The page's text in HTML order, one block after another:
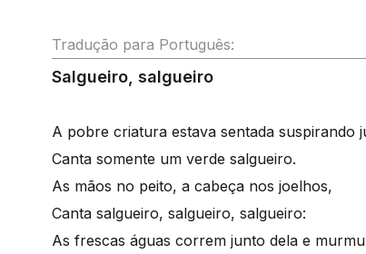
Tradução para Português:
Salgueiro, salgueiro
A pobre criatura estava sentada suspirando
Canta somente um verde salgueiro.
As mãos no peito, a cabeça nos joelhos,
Canta salgueiro, salgueiro, salgueiro:
As frescas águas correm junto dela e